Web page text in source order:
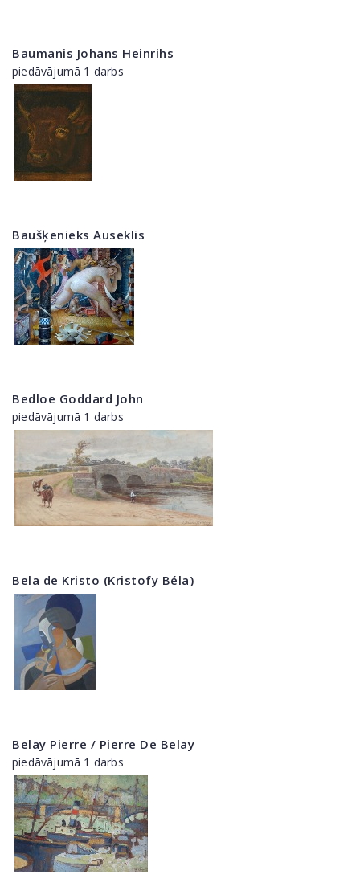
Baumanis Johans Heinrihs
piedāvājumā 1 darbs
Baušķenieks Auseklis
Bedloe Goddard John
piedāvājumā 1 darbs
Bela de Kristo (Kristofy Béla)
Belay Pierre / Pierre De Belay
piedāvājumā 1 darbs